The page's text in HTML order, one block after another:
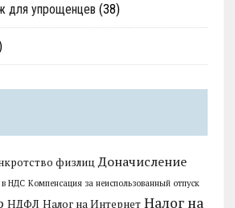
для упрощенцев (38)
физлиц Доначисление
в НДС Компенсация за неиспользованный отпуск
НДФЛ Налог на Интернет Налог на